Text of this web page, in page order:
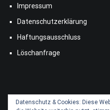
Impressum
Datenschutzerklärung
Haftungsausschluss
Löschanfrage
Datenschutz & Cookies: Diese